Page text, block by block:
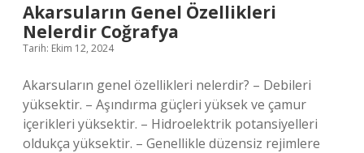
Akarsuların Genel Özellikleri
Nelerdir Coğrafya
Tarih: Ekim 12, 2024
Akarsuların genel özellikleri nelerdir? – Debileri
yüksektir. – Aşındırma güçleri yüksek ve çamur
içerikleri yüksektir. – Hidroelektrik potansiyelleri
oldukça yüksektir. – Genellikle düzensiz rejimlere